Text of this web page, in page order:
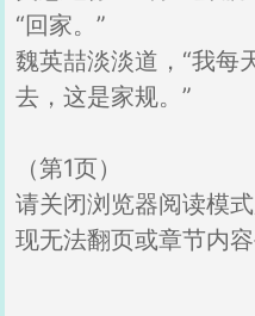
“回家。”
魏英喆淡淡道，“我每
去，这是家规。”
（第1页）
请关闭浏览器阅读模
现无法翻页或章节内容